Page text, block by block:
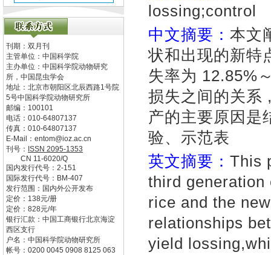
刊期：双月刊
主管单位： 中国科学院
主办单位： 中国科学院动物研究
所，中国昆虫学会
地址： 北京市朝阳区北辰西路1号院
5号中国科学院动物研究所
邮编： 100101
电话： 010-64807137
传真： 010-64807137
E-Mail： entom@ioz.ac.cn
刊号： ISSN 2095-1353
CN 11-6020/Q
国内发行代号： 2-151
国际发行代号： BM-407
发行范围：国内外公开发布
定价： 138元/册
定价： 828元/年
银行汇款：中国工商银行北京海淀
西区支行
户名：中国科学院动物研究所
帐号：0200 0045 0908 8125 063
lossing;control
中文摘要： 本文
状和出现的新特
失率为 12.85%
损失之间的关系
产的主要原因是
验、示范表
英文摘要： This
third generation
rice and the
relationships
yield